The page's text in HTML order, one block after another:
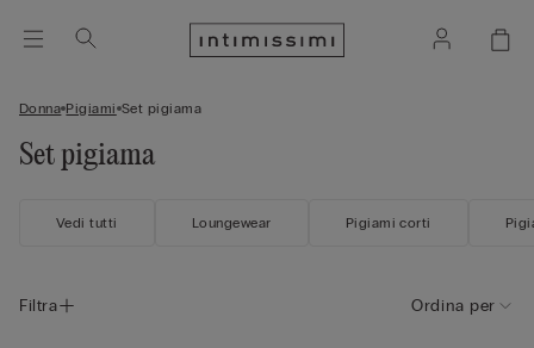
Donna Pigiami Set pigiama
Set pigiama
Vedi tutti Loungewear Pigiami corti
Filtra Ordina per